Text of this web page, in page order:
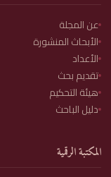
عن المجلة
الأبحاث المنشورة
الأعداد
تقديم بحث
هيئة التحكيم
دليل الباحث
المكتبة الرقمية